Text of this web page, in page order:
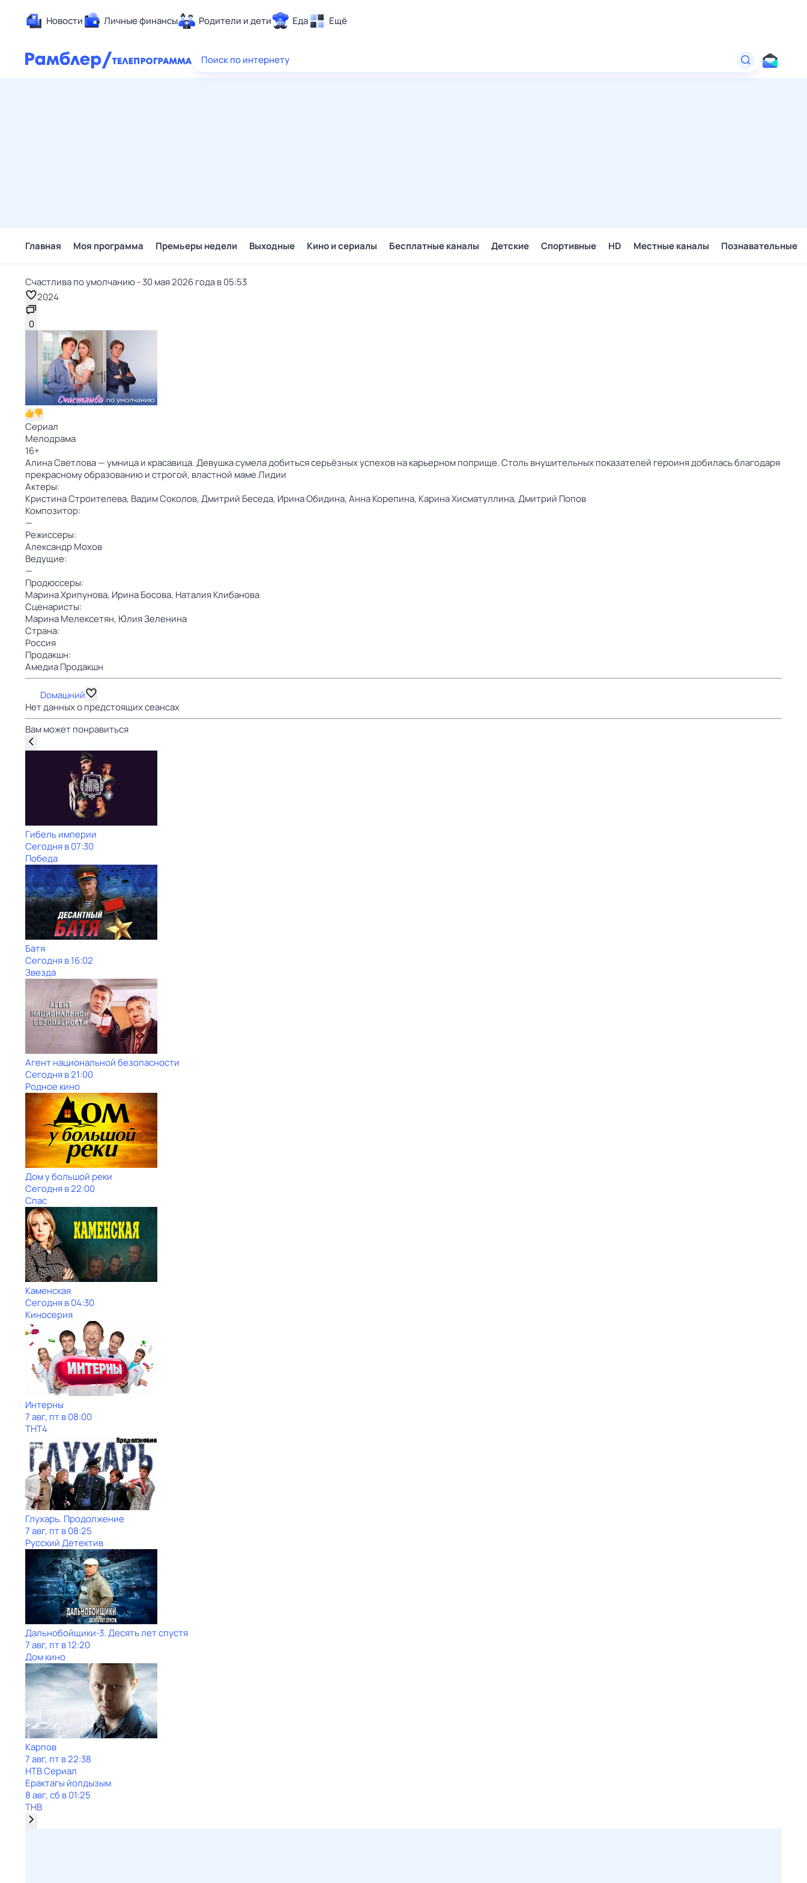
Новости Личные финансы Родители и дети Еда Ещё
Здоровье
Поиск по интернету
Главная Моя программа Премьеры недели Выходные Кино и сериалы Бесплатные каналы Детские Спортивные HD Местные каналы Познавательные
Счacтлива по умолчанию - 30 мая 2026 года в 05:53
2024
0
Сериал
Мелодрама
16+
Алина Светлова — умница и красавица. Девушка сумела добиться серьёзных успехов на карьерном поприще. Столь внушительных показателей героиня добилась благодаря
прекрасному образованию и строгой, властной маме Лидии
Актеры:
Кристина Строителева, Вадим Соколов,Дмитрий Беседа, Ирина Обидина,Анна Корепина, Карина Хисматуллина,Дмитрий Попов
Композитор:
—
Режиссеры:
Александр Мохов
Ведущие:
—
Продюссеры:
Марина Хрипунова, Ирина Босова, Наталия Клибанова
Сценаристы:
Марина Мелексетян, Юлия Зеленина
Страна:
Россия
Продакшн:
Амедиа Продакшн
Dомашний
Нет данных о предстоящих сеансах
Вам может понравиться
Гибель империи
Сегодня в 07:30
Победа
Батя
Сегодня в 16:02
Звезда
Агент национальной безопасности
Сегодня в 21:00
Родное кино
Дом у большой реки
Сегодня в 22:00
Спас
Каменская
Сегодня в 04:30
Киносерия
Интерны
7 авг, пт в 08:00
ТНТ4
Глухарь. Продолжение
7 авг, пт в 08:25
Русский Детектив
Дальнобойщики-3. Десять лет спустя
7 авг, пт в 12:20
Дом кино
Карпов
7 авг, пт в 22:38
НТВ Сериал
Ерактагы йолдызым
8 авг, сб в 01:25
ТНВ